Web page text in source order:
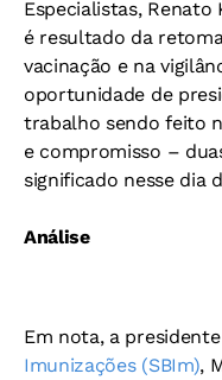
Especialistas,
é resultado da
vacinação e na
oportunidade de
trabalho sendo feito
e compromisso –
significado nesse dia
Análise
Em nota, a
Imunizações (SBIm),